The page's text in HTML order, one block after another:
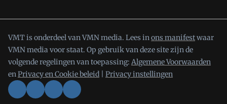
VMT is onderdeel van VMN media. Lees inons manifestwaar
VMN media voor staat. Op gebruik van deze site zijn de
volgende regelingen van toepassing: Algemene Voorwaarden
enPrivacy en Cookie beleid Privacy instellingen